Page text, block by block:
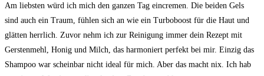
Am liebsten würd ich mich den ganzen Tag eincremen. Die beiden Gels
sind auch ein Traum, fühlen sich an wie ein Turboboost für die Haut und
glätten herrlich. Zuvor nehm ich zur Reinigung immer dein Rezept mit
Gerstenmehl, Honig und Milch, das harmoniert perfekt bei mir. Einzig das
Shampoo war scheinbar nicht ideal für mich. Aber das macht nix. Ich hab